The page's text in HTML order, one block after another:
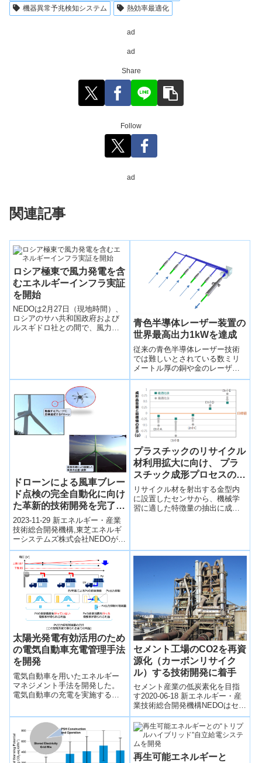
機器異常予兆検知システム 熱効率最適化
ad
ad
Share
Follow
ad
関連記事
ロシア極東で風力発電を含
むエネルギーインフラ実証
を開始
NEDOは2月27日（現地時間）、
ロシアのサハ共和国政府および
ルスギドロ社との間で、風力発
青色半導体レーザー装置の
世界最高出力1kWを達成
従来の青色半導体レーザー技術
では難しいとされている数ミリ
メートル厚の銅や金のレーザー
切断加工の実現に向けて前進し
ました。本技術は、航空・宇
宙・電気自動車などの産業にお
いて、部品加工に活用されるこ
とが期待されます。
ドローンによる風車ブレー
ド点検の完全自動化に向け
た革新的技術開発を完了～
洋上風力発電の点検コスト
低減および導入拡大に貢献
～
2023-11-29 新エネルギー・産業
技術総合開発機構,東芝エネルギ
ーシステムズ株式会社NEDOが助
成するグリーンイノベーション
基金事業「洋上風力発電の低コ
ス...
プラスチックのリサイクル
材利用拡大に向け、 プラ
スチック成形プロセスの条
件を自動で最適化するAI技
術を開発
リサイクル材を射出する金型内
に設置したセンサから、機械学
習に適した特徴量の抽出に成
太陽光発電有効活用のため
の電気自動車充電管理手法
を開発
電気自動車を用いたエネルギー
マネジメント手法を開発した。
電気自動車の充電を実施する機
の自主性や利益分配の公平性を
確保しながら、太陽光発電の出
力抑制量および電力コストの削
減が可能。
セメント工場のCO2を再資
源化（カーボンリサイク
ル）する技術開発に着手
セメント産業の低炭素化を目指
す2020-06-18 新エネルギー・産
業技術総合開発機構NEDOはセメ
ント製造プロセスで排出される
CO2を再資源化し、セメント原
料...
再生可能エネルギーと